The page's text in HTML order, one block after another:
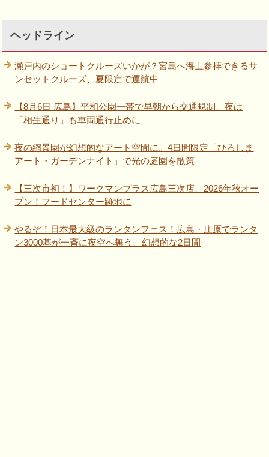
ヘッドライン
瀬戸内のショートクルーズいかが？宮島へ海上参拝できるサ
ンセットクルーズ、夏限定で運航中
【8月6日 広島】平和公園一帯で早朝から交通規制、夜は
「相生通り」も車両通行止めに
夜の縮景園が幻想的なアート空間に。4日間限定「ひろしま
アート・ガーデンナイト」で光の庭園を散策
【三次市初！】ワークマンプラス広島三次店、2026年秋オー
プン！フードセンター跡地に
やるぞ！日本最大級のランタンフェス！広島・庄原でランタ
ン3000基が一斉に夜空へ舞う、幻想的な2日間